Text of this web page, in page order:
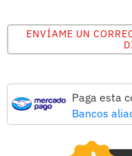
ENVÍAME UN
Paga esta
Bancos